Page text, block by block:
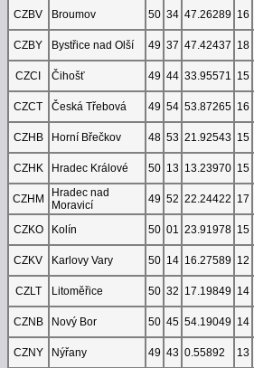
CZBV
Broumov 50 34 47.26289 16
CZBY
Bystřice nad Olší 49 37 47.42437 18
CZCI
Čihošť 49 44 33.95571 15
CZCT
Česká Třebová 49 54 53.87265 16
CZHB
Horní Břečkov 48 53 21.92543 15
CZHK
Hradec Králové 50 13 13.23970 15
CZHM
Hradec nad
Moravicí
49 52 22.24422 17
CZKO
Kolín 50 01 23.91978 15
CZKV
Karlovy Vary 50 14 16.27589 12
CZLT
Litoměřice 50 32 17.19849 14
CZNB
Nový Bor 50 45 54.19049 14
CZNY
Nýřany 49 43 0.55892 13